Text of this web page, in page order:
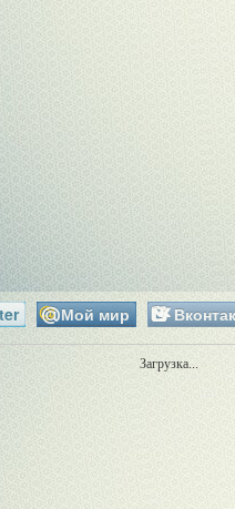
Мой мир
Загрузка...